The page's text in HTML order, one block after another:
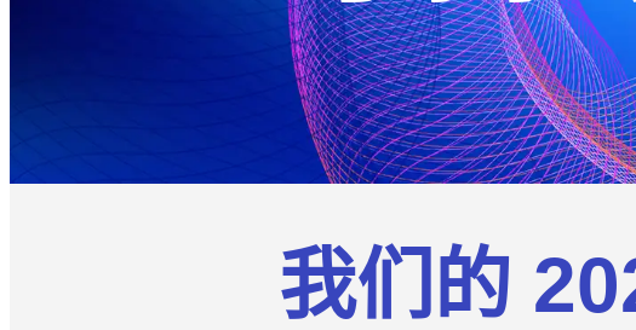
我们的